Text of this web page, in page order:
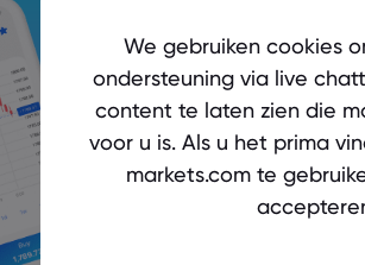
We gebruiken cookies
ondersteuning via live
content te laten zien die
voor u is. Als u het prima
markets.com te